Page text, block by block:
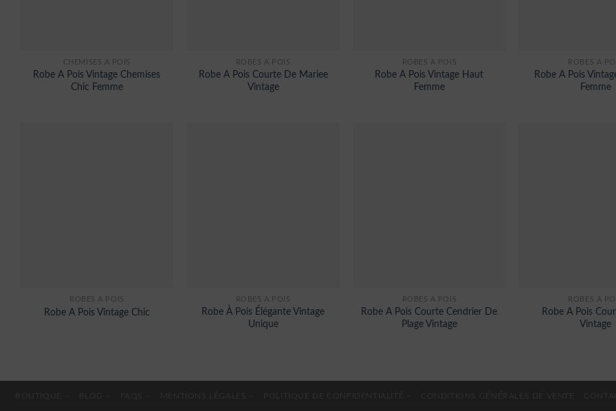
CHEMISES À POIS
Robe A Pois Vintage Chemises
Chic Femme
ROBES À POIS
Robe A Pois Courte De Mariee
Vintage
ROBES À POIS
Robe A Pois Vintage Haut
Femme
ROBES À
Robe A Pois
Femme
ROBES À POIS
Robe A Pois Vintage Chic
ROBES À POIS
Robe À Pois Élégante Vintage
Unique
ROBES À POIS
Robe A Pois Courte Cendrier De
Plage Vintage
ROBES À
Robe A Pois
Vintage